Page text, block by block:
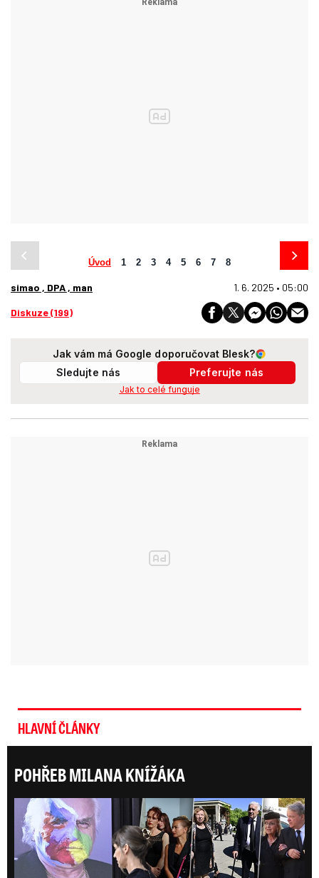
Úvod 1 2 3 4 5 6 7 8
simao , DPA , man 1. 6. 2025 • 05:00
Diskuze (199)
Jak vám má Google doporučovat Blesk?
Sledujte nás
Preferujte nás
Jak to celé funguje
HLAVNÍ ČLÁNKY
POHŘEB MILANA KNÍŽÁKA